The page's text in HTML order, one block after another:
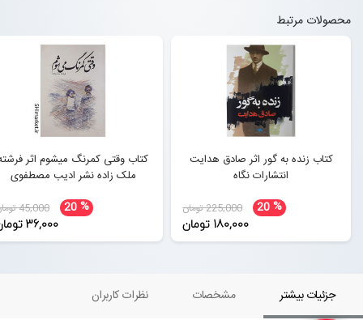
محصولات مرتبط
کتاب زنده به گور اثر صادق هدایت
انتشارات نگاه
20% 225,000 تومان
180,000 تومان
کتاب وقتی کمرنگ میشوم اثر
ملک زاده نشر ادیب مصطفوی
20% 45,000 تومان
36,000 تومان
جزئیات بیشتر مشخصات نظرات کاربران